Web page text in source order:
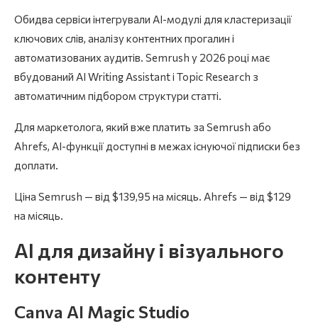
Обидва сервіси інтегрували AI-модулі для кластеризації
ключових слів, аналізу контентних прогалин і
автоматизованих аудитів. Semrush у 2026 році має
вбудований AI Writing Assistant і Topic Research з
автоматичним підбором структури статті.
Для маркетолога, який вже платить за Semrush або
Ahrefs, AI-функції доступні в межах існуючої підписки без
доплати.
Ціна Semrush — від $139,95 на місяць. Ahrefs — від $129
на місяць.
AI для дизайну і візуального
контенту
Canva AI Magic Studio